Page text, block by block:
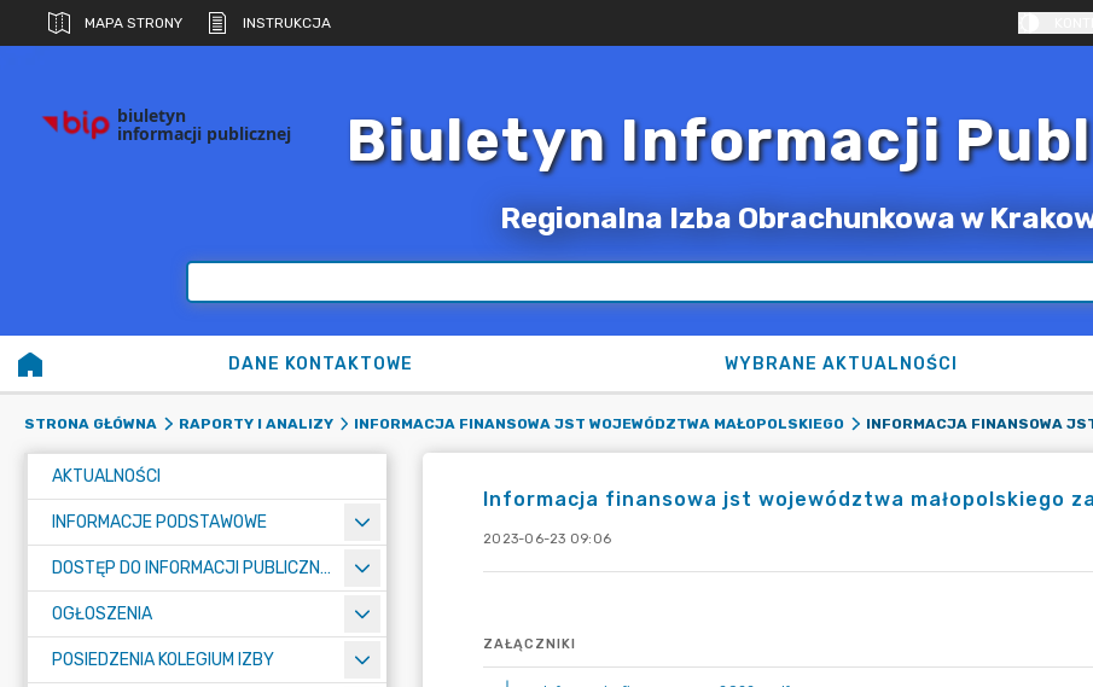
MAPA STRONY INSTRUKCJA
biuletyn
informacji publicznej Biuletyn Informacji
Regionalna Izba Obrachunkowa w
DANE KONTAKTOWE WYBRANE AKTUALNOŚCI
STRONA GŁÓWNA RAPORTY I ANALIZY INFORMACJA FINANSOWA JST WOJEWÓDZTWA MAŁOPOLSKIEGO
AKTUALNOŚCI
INFORMACJE PODSTAWOWE
DOSTĘP DO INFORMACJI PUBLICZNEJ RIO
OGŁOSZENIA
POSIEDZENIA KOLEGIUM IZBY
Informacja finansowa jst województwa małopolskiego
2023-06-23 09:06
ZAŁĄCZNIKI